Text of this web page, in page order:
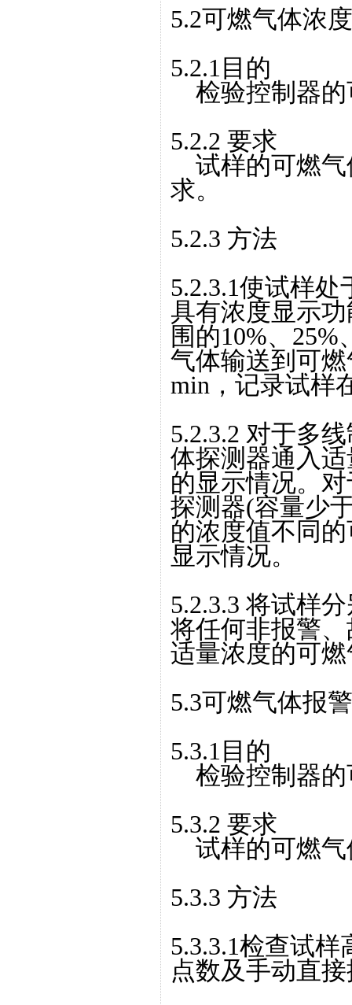
5.2可燃气体浓
5.2.1目的
检验控制器的
5.2.2 要求
试样的可燃气
求。
5.2.3 方法
5.2.3.1使试样
具有浓度显示
围的10%、25%
气体输送到可
min，记录试样
5.2.3.2 对于多
体探测器通入
的显示情况。
探测器(容量少
的浓度值不同
显示情况。
5.2.3.3 将试样
将任何非报警
适量浓度的可
5.3可燃气体报
5.3.1目的
检验控制器的
5.3.2 要求
试样的可燃气
5.3.3 方法
5.3.3.1检查试
点数及手动直